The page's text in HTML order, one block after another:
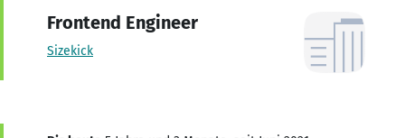
Frontend Engineer
Sizekick